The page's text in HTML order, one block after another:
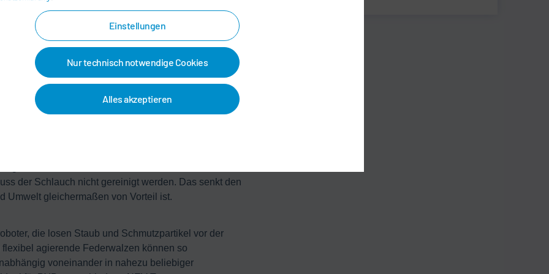
Einstellungen
Nur technisch notwendige Cookies
Alles akzeptieren
Zum Lieferumfang und Unterstützung des
und Haubenöffner.
überzeugen durch eine makellose Lackierung
Schichtdicken in höchster Gleichmäßigkeit
Reinigungsgerät und Farbwechseltechnologie
sowie für schnelle Farbwechsel innerhalb der
BYD in Zukunft durch Dürrs standardisiertes,
mit Molchtechnik nachhaltig umsetzen. Molche – so
abgestimmten Passkörper genannt – schieben
die Restfarbe wieder zurück in den Farbbehälter.
der Schlauch nicht gereinigt werden. Das senkt den
Umwelt gleichermaßen von Vorteil ist.
die losen Staub und Schmutzpartikel vor der
agierende Federwalzen können so
voneinander in nahezu beliebiger